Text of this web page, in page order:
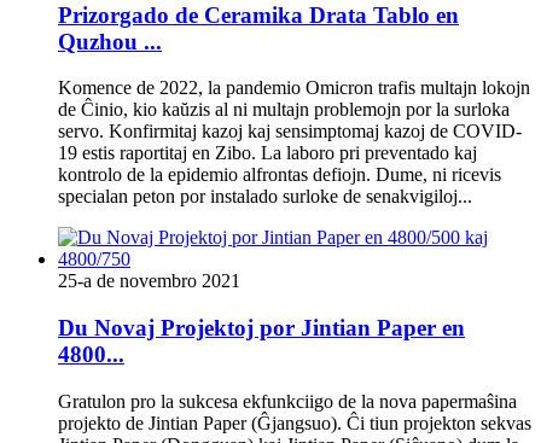
Prizorgado de Ceramika Drata Tablo en
Quzhou ...
Komence de 2022, la pandemio Omicron trafis multajn lokojn
de Ĉinio, kio kaŭzis al ni multajn problemojn por la surloka
servo. Konfirmitaj kazoj kaj sensimptomaj kazoj de COVID-
19 estis raportitaj en Zibo. La laboro pri preventado kaj
kontrolo de la epidemio alfrontas defiojn. Dume, ni ricevis
specialan peton por instalado surloke de senakvigiloj...
25-a de novembro 2021
Du Novaj Projektoj por Jintian Paper en
4800...
Gratulon pro la sukcesa ekfunkciigo de la nova papermaŝina
projekto de Jintian Paper (Ĝjangsuo). Ĉi tiun projekton sekvas